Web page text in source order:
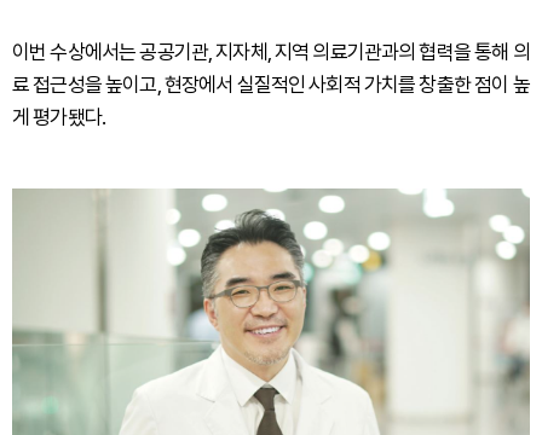
이번 수상에서는 공공기관, 지자체, 지역 의료기관과의 협력을 통해 의
료 접근성을 높이고, 현장에서 실질적인 사회적 가치를 창출한 점이 높
게 평가됐다.